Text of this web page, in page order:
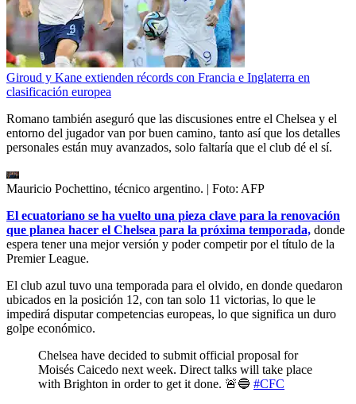
Giroud y Kane extienden récords con Francia e Inglaterra en
clasificación europea
Romano también aseguró que las discusiones entre el Chelsea y el
entorno del jugador van por buen camino, tanto así que los detalles
personales están muy avanzados, solo faltaría que el club dé el sí.
Mauricio Pochettino, técnico argentino. | Foto: AFP
El ecuatoriano se ha vuelto una pieza clave para la renovación
que planea hacer el Chelsea para la próxima temporada, donde
espera tener una mejor versión y poder competir por el título de la
Premier League.
El club azul tuvo una temporada para el olvido, en donde quedaron
ubicados en la posición 12, con tan solo 11 victorias, lo que le
impedirá disputar competencias europeas, lo que significa un duro
golpe económico.
Chelsea have decided to submit official proposal for
Moisés Caicedo next week. Direct talks will take place
with Brighton in order to get it done. 🚨🔵 #CFC